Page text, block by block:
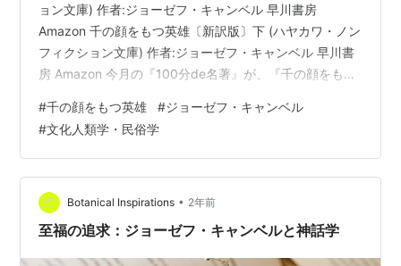
ョン文庫) 作者:ジョーゼフ・キャンベル 早川書房
Amazon 千の顔をもつ英雄〔新訳版〕下 (ハヤカワ・ノン
フィクション文庫) 作者:ジョーゼフ・キャンベル 早川書
房 Amazon 今月の『100分de名著』が、『千の顔をもつ
いたレビューを再録。 『千の顔をもつ英雄 新訳版』上下
ジョーゼフ・キャンベル著 倉田真木、斎藤静代、関根光
宏訳を読んだ。簡単な感想などを。 この本は映画『スタ
ー・ウォーズ』にも影響を与えたそうだ。よくわかる。
画像の円環図、Powerpointで作成したが、これは結…
#千の顔をもつ英雄 #ジョーゼフ・キャンベル
#文化人類学・民俗学
Botanical Inspirations • 2年前
至福の追求：ジョーゼフ・キャンベルと神話学